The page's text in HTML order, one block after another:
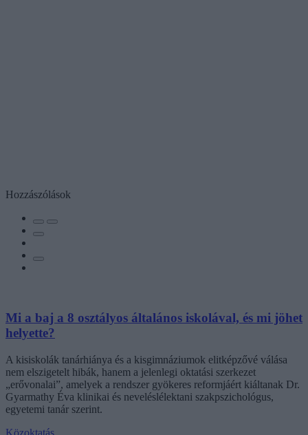
Hozzászólások
Mi a baj a 8 osztályos általános iskolával, és mi jöhet
helyette?
A kisiskolák tanárhiánya és a kisgimnáziumok elitképzővé válása
nem elszigetelt hibák, hanem a jelenlegi oktatási szerkezet
„erővonalai”, amelyek a rendszer gyökeres reformjáért kiáltanak Dr.
Gyarmathy Éva klinikai és neveléslélektani szakpszichológus,
egyetemi tanár szerint.
Közoktatás